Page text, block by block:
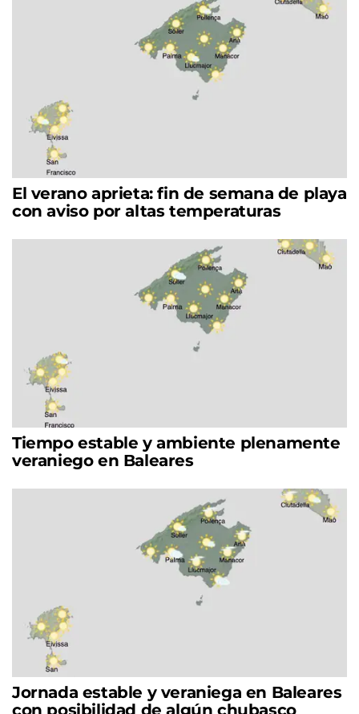
El verano aprieta: fin de semana de playa
con aviso por altas temperaturas
Tiempo estable y ambiente plenamente
veraniego en Baleares
Jornada estable y veraniega en Baleares
con posibilidad de algún chubasco